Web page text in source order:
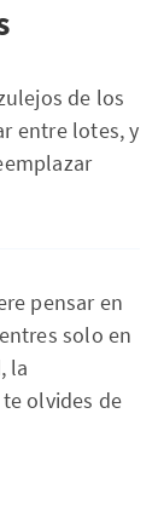
de los
entre lotes, y
pensar en
solo en
la
olvides de